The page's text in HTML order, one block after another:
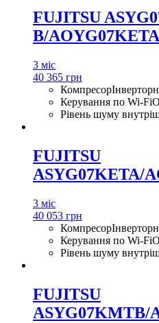
FUJITSU
B/AOYG07KETA
3 міс
40 365 грн
Компресор
Керування по Wi-Fi
Рівень шуму
FUJITSU
ASYG07KETA/
3 міс
40 053 грн
Компресор
Керування по Wi-Fi
Рівень шуму
FUJITSU
ASYG07KMTB/